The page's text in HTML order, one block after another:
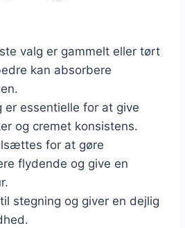
valg er gammelt eller tørt
kan absorbere
er essentielle for at give
og cremet konsistens.
for at gøre
flydende og give en
stegning og giver en dejlig